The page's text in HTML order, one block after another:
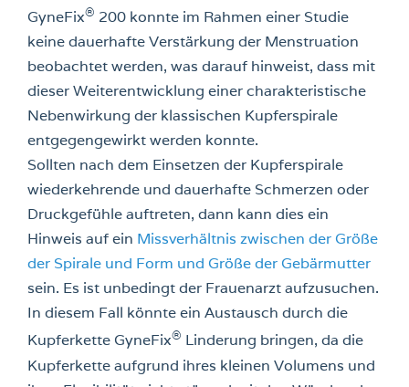
GyneFix® 200 konnte im Rahmen einer Studie
keine dauerhafte Verstärkung der Menstruation
beobachtet werden, was darauf hinweist, dass mit
dieser Weiterentwicklung einer charakteristische
Nebenwirkung der klassischen Kupferspirale
entgegengewirkt werden konnte.
Sollten nach dem Einsetzen der Kupferspirale
wiederkehrende und dauerhafte Schmerzen oder
Druckgefühle auftreten, dann kann dies ein
Hinweis auf ein Missverhältnis zwischen der Größe
der Spirale und Form und Größe der Gebärmutter
sein. Es ist unbedingt der Frauenarzt aufzusuchen.
In diesem Fall könnte ein Austausch durch die
Kupferkette GyneFix® Linderung bringen, da die
Kupferkette aufgrund ihres kleinen Volumens und